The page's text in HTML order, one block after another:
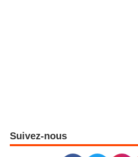
Suivez-nous